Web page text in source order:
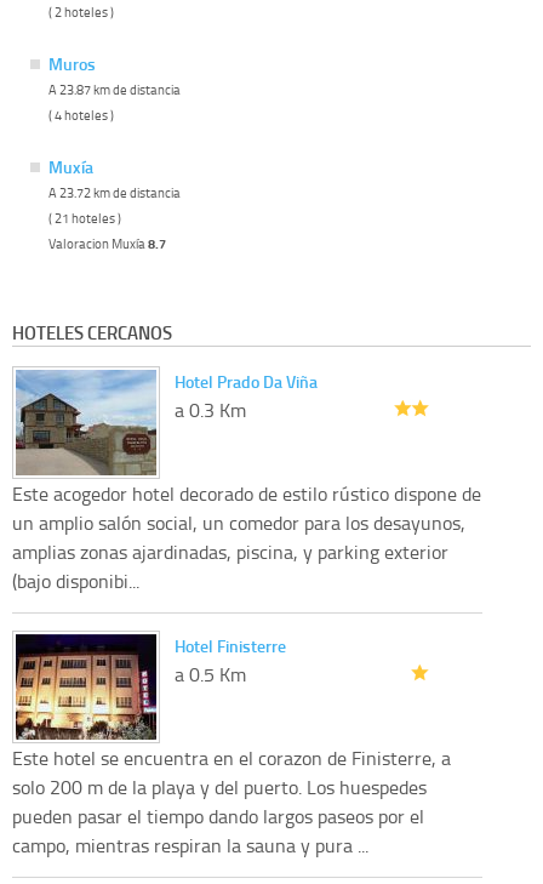
( 2 hoteles )
Muros
A 23.87 km de distancia
( 4 hoteles )
Muxía
A 23.72 km de distancia
( 21 hoteles )
Valoracion Muxía 8.7
HOTELES CERCANOS
Hotel Prado Da Viña
a 0.3 Km
Este acogedor hotel decorado de estilo rústico dispone de
un amplio salón social, un comedor para los desayunos,
amplias zonas ajardinadas, piscina, y parking exterior
(bajo disponibi...
Hotel Finisterre
a 0.5 Km
Este hotel se encuentra en el corazon de Finisterre, a
solo 200 m de la playa y del puerto. Los huespedes
pueden pasar el tiempo dando largos paseos por el
campo, mientras respiran la sauna y pura ...